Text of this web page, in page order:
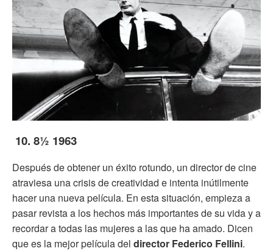
10. 8½ 1963
Después de obtener un éxito rotundo, un director de cine
atraviesa una crisis de creatividad e intenta inútilmente
hacer una nueva película. En esta situación, empieza a
pasar revista a los hechos más importantes de su vida y a
recordar a todas las mujeres a las que ha amado. Dicen
que es la mejor película del director Federico Fellini.